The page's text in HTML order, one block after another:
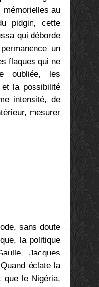
mémorielles au
pidgin, cette
qui déborde
un
flaques qui ne
oubliée, les
et la possibilité
intensité, de
mesurer
sans doute
la politique
Jacques
Quand éclate la
que le Nigéria,